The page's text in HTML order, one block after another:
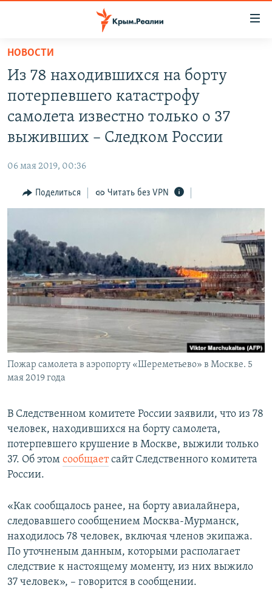
Вернуться
основному
содержанию
Вернутся
главной
Вернутся
поиску
КАРТА ВОЕННЫХ ОБЪЕКТОВ КРЫМА
ИНФОГРАФИКА
СОВЕТЫ ПРАВОЗАЩИТНИКОВ
ПРОПАВШИЕ БЕЗ ВЕСТИ
ПОБЕДИТЕЛЕЙ НЕ СУДЯТ?
КРЫМ.НЕПОКОРЕННЫЙ
ELIFBE
УКРАИНСКАЯ ПРОБЛЕМА КРЫМА
РАДІО СВОБОДА
КАК ОБОЙТИ БЛОКИРОВКУ
Українською
Qırımtatar
ПРИСОЕДИНЯЙТЕСЬ!
Все сайты RFE/RL
НОВОСТИ
Из 78 находившихся на борту
потерпевшего катастрофу
самолета известно только о 37
выживших – Следком России
06 мая 2019, 00:36
Поделиться Читать без VPN
Пожар самолета в аэропорту «Шереметьево» в Москве. 5
мая 2019 года
В Следственном комитете России заявили, что из 78
человек, находившихся на борту самолета,
потерпевшего крушение в Москве, выжили только
37. Об этом сообщаетсайт Следственного комитета
России.
«Как сообщалось ранее, на борту авиалайнера,
следовавшего сообщением Москва-Мурманск,
находилось 78 человек, включая членов экипажа.
По уточненым данным, которыми располагает
следствие к настоящему моменту, из них выжило
37 человек», – говорится в сообщении.